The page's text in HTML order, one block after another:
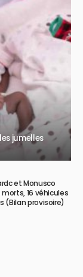
jumelles
et Monusco
16 véhicules
(Bilan provisoire)